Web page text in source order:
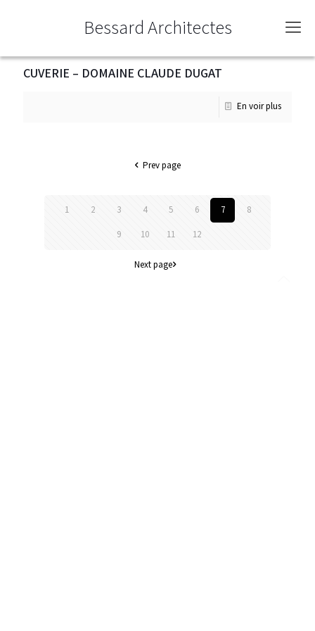
Bessard Architectes
CUVERIE – DOMAINE CLAUDE DUGAT
En voir plus
Prev page
1 2 3 4 5 6 7 8
9 10 11 12
Next page